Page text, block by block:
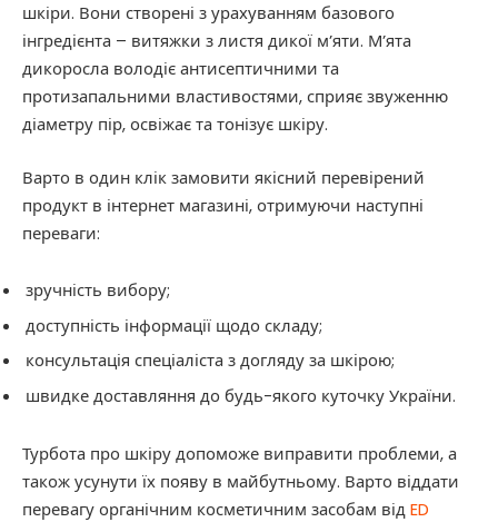
шкіри. Вони створені з урахуванням базового
інгредієнта – витяжки з листя дикої м’яти. М’ята
дикоросла володіє антисептичними та
протизапальними властивостями, сприяє звуженню
діаметру пір, освіжає та тонізує шкіру.
Варто в один клік замовити якісний перевірений
продукт в інтернет магазині, отримуючи наступні
переваги: ​​
зручність вибору;
доступність інформації щодо складу;
консультація спеціаліста з догляду за шкірою;
швидке доставляння до будь-якого куточку України.
Турбота про шкіру допоможе виправити проблеми, а
також усунути їх появу в майбутньому. Варто віддати
перевагу органічним косметичним засобам відED